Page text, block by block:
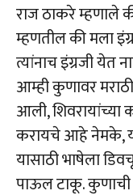
राज ठाकरे म्हणाले
म्हणतील की मला
त्यांनाच इंग्रजी येत
आम्ही कुणावर मराठी
आली, शिवरायांच्या
करायचे आहे नेमके,
यासाठी भाषेला
पाऊल टाकू. कुणाची